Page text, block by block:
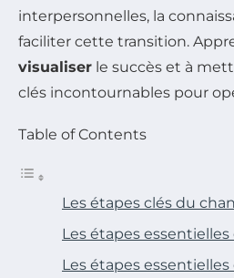
interpersonnelles, la
faciliter cette transition.
visualiser le succès et à
clés incontournables pour
Table of Contents
Les étapes clés du
Les étapes
Les étapes